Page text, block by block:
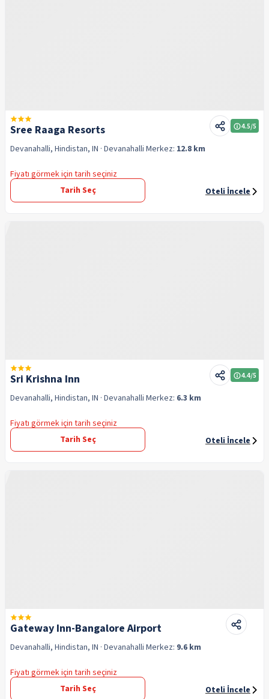
Sree Raaga Resorts 4.5/5
Devanahalli, Hindistan, IN · Devanahalli Merkez: 12.8 km
Fiyatı görmek için tarih seçiniz
Tarih Seç
Oteli İncele
Sri Krishna Inn 4.4/5
Devanahalli, Hindistan, IN · Devanahalli Merkez: 6.3 km
Fiyatı görmek için tarih seçiniz
Tarih Seç
Oteli İncele
Gateway Inn-Bangalore Airport
Devanahalli, Hindistan, IN · Devanahalli Merkez: 9.6 km
Fiyatı görmek için tarih seçiniz
Tarih Seç
Oteli İncele